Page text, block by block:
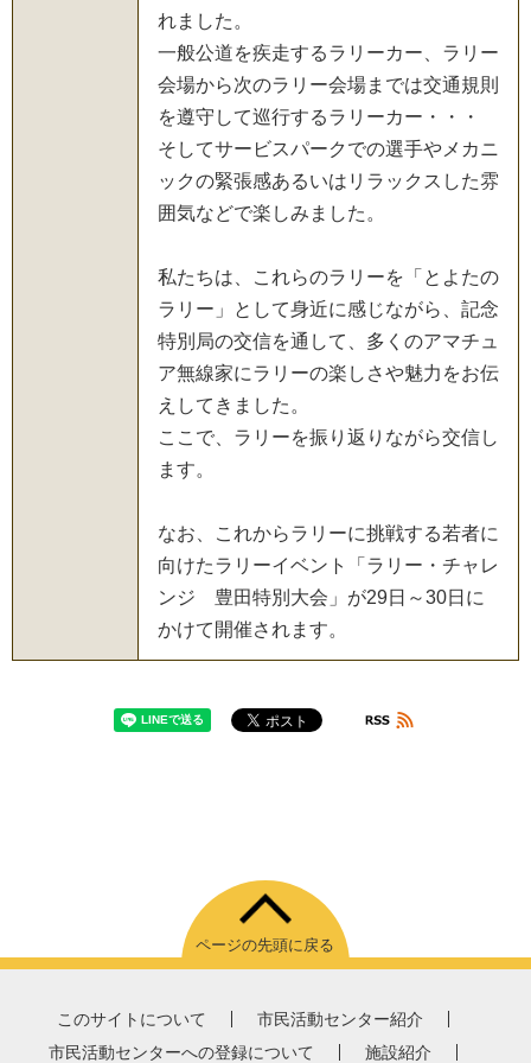
れました。
一般公道を疾走するラリーカー、ラリー
会場から次のラリー会場までは交通規則
を遵守して巡行するラリーカー・・・
そしてサービスパークでの選手やメカニ
ックの緊張感あるいはリラックスした雰
囲気などで楽しみました。
私たちは、これらのラリーを「とよたの
ラリー」として身近に感じながら、記念
特別局の交信を通して、多くのアマチュ
ア無線家にラリーの楽しさや魅力をお伝
えしてきました。
ここで、ラリーを振り返りながら交信し
ます。
なお、これからラリーに挑戦する若者に
向けたラリーイベント「ラリー・チャレ
ンジ 豊田特別大会」が29日～30日に
かけて開催されます。
ページの先頭に戻る
このサイトについて
市民活動センター紹介
市民活動センターへの登録について
施設紹介